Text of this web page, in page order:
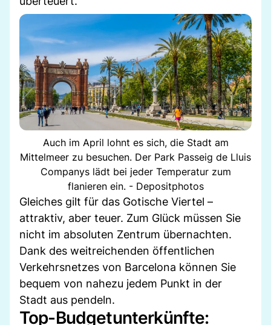
Auch im April lohnt es sich, die Stadt am
Mittelmeer zu besuchen. Der Park Passeig de Lluis
Companys lädt bei jeder Temperatur zum
flanieren ein. - Depositphotos
Gleiches gilt für das Gotische Viertel –
attraktiv, aber teuer. Zum Glück müssen Sie
nicht im absoluten Zentrum übernachten.
Dank des weitreichenden öffentlichen
Verkehrsnetzes von Barcelona können Sie
bequem von nahezu jedem Punkt in der
Stadt aus pendeln.
Top-Budgetunterkünfte: